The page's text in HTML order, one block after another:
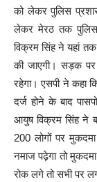
को लेकर पुलिस
लेकर मेरठ तक पुलिस
विक्रम सिंह ने यहां
की जाएगी। सड़क
रहेगा। एसपी ने कहा
दर्ज होने के बाद
आयुष विक्रम सिंह ने
200 लोगों पर
नमाज पढ़ेगा तो
रोक लगे तो सभी पर